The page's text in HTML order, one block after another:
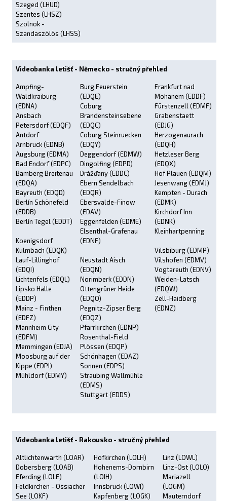
Szeged (LHUD)
Szentes (LHSZ)
Szolnok -
Szandaszölös (LHSS)
Videobanka letišť - Německo - stručný přehled
Ampfing-
Waldkraiburg
(EDNA)
Ansbach
Petersdorf (EDQF)
Antdorf
Arnbruck (EDNB)
Augsburg (EDMA)
Bad Endorf (EDPC)
Bamberg Breitenau
(EDQA)
Bayreuth (EDQD)
Berlín Schönefeld
(EDDB)
Berlín Tegel (EDDT)
Koenigsdorf
Kulmbach (EDQK)
Lauf-Lillinghof
(EDQI)
Lichtenfels (EDQL)
Lipsko Halle
(EDDP)
Mainz - Finthen
(EDFZ)
Mannheim City
(EDFM)
Memmingen (EDJA)
Moosburg auf der
Kippe (EDPI)
Mühldorf (EDMY)
Burg Feuerstein
(EDQE)
Coburg
Brandensteinsebene
(EDQC)
Coburg Steinruecken
(EDQY)
Deggendorf (EDMW)
Dingolfing (EDPD)
Drážďany (EDDC)
Ebern Sendelbach
(EDQR)
Ebersvalde-Finow
(EDAV)
Eggenfelden (EDME)
Elsenthal-Grafenau
(EDNF)
Neustadt Aisch
(EDQN)
Norimberk (EDDN)
Ottengrüner Heide
(EDQO)
Pegnitz-Zipser Berg
(EDQZ)
Pfarrkirchen (EDNP)
Rosenthal-Field
Plössen (EDQP)
Schönhagen (EDAZ)
Sonnen (EDPS)
Straubing Wallmühle
(EDMS)
Stuttgart (EDDS)
Frankfurt nad
Mohanem (EDDF)
Fürstenzell (EDMF)
Grabenstaett
(EDJG)
Herzogenaurach
(EDQH)
Hetzleser Berg
(EDQX)
Hof Plauen (EDQM)
Jesenwang (EDMJ)
Kempten - Durach
(EDMK)
Kirchdorf Inn
(EDNK)
Kleinhartpenning
Vilsbiburg (EDMP)
Vilshofen (EDMV)
Vogtareuth (EDNV)
Weiden-Latsch
(EDQW)
Zell-Haidberg
(EDNZ)
Videobanka letišť - Rakousko - stručný přehled
Altlichtenwarth (LOAR)
Dobersberg (LOAB)
Eferding (LOLE)
Feldkirchen - Ossiacher
See (LOKF)
Hofkirchen (LOLH)
Hohenems-Dornbirn
(LOIH)
Innsbruck (LOWI)
Kapfenberg (LOGK)
Linz (LOWL)
Linz-Ost (LOLO)
Mariazell
(LOGM)
Mauterndorf